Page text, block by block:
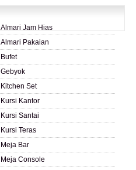
Almari Jam Hias
Almari Pakaian
Bufet
Gebyok
Kitchen Set
Kursi Kantor
Kursi Santai
Kursi Teras
Meja Bar
Meja Console